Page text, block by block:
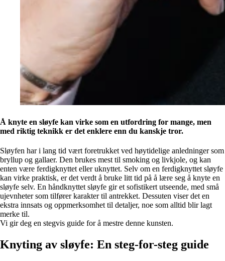
Å knyte en sløyfe kan virke som en utfordring for mange, men
med riktig teknikk er det enklere enn du kanskje tror.
Sløyfen har i lang tid vært foretrukket ved høytidelige anledninger som
bryllup og gallaer. Den brukes mest til smoking og livkjole, og kan
enten være ferdigknyttet eller uknyttet. Selv om en ferdigknyttet sløyfe
kan virke praktisk, er det verdt å bruke litt tid på å lære seg å knyte en
sløyfe selv. En håndknyttet sløyfe gir et sofistikert utseende, med små
ujevnheter som tilfører karakter til antrekket. Dessuten viser det en
ekstra innsats og oppmerksomhet til detaljer, noe som alltid blir lagt
merke til.
Vi gir deg en stegvis guide for å mestre denne kunsten.
Knyting av sløyfe: En steg-for-steg guide